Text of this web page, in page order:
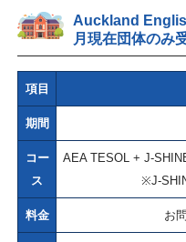
Auckland
月現在団体のみ
項目
期間
コー
ス
AEA TESOL + J-
※J-
料金 お